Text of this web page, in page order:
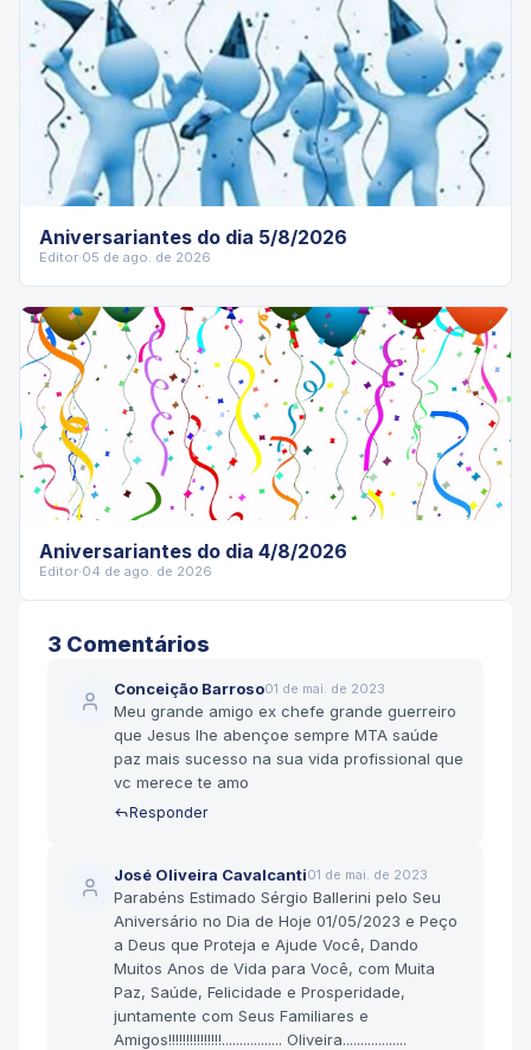
Aniversariantes do dia 5/8/2026
Editor·05 de ago. de 2026
Aniversariantes do dia 4/8/2026
Editor·04 de ago. de 2026
3 Comentários
Conceição Barroso01 de mai. de 2023
Meu grande amigo ex chefe grande guerreiro
que Jesus lhe abençoe sempre MTA saúde
paz mais sucesso na sua vida profissional que
vc merece te amo
Responder
José Oliveira Cavalcanti01 de mai. de 2023
Parabéns Estimado Sérgio Ballerini pelo Seu
Aniversário no Dia de Hoje 01/05/2023 e Peço
a Deus que Proteja e Ajude Você, Dando
Muitos Anos de Vida para Você, com Muita
Paz, Saúde, Felicidade e Prosperidade,
juntamente com Seus Familiares e
Amigos!!!!!!!!!!!!!!!................. Oliveira..................